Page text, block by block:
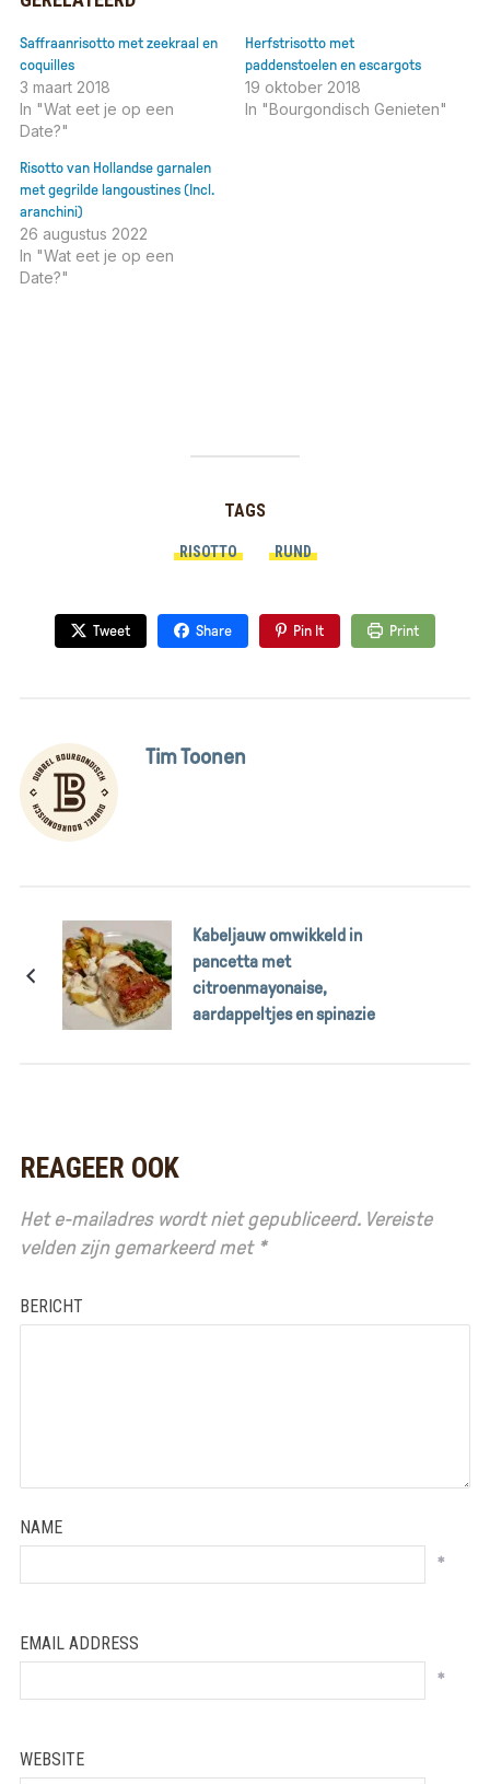
Saffraanrisotto met zeekraal en
coquilles
3 maart 2018
In "Wat eet je op een
Date?"
Herfstrisotto met
paddenstoelen en escargots
19 oktober 2018
In "Bourgondisch Genieten"
Risotto van Hollandse garnalen
met gegrilde langoustines (Incl.
aranchini)
26 augustus 2022
In "Wat eet je op een
Date?"
TAGS
RISOTTO RUND
Tweet Share Pin It Print
Tim Toonen
Kabeljauw omwikkeld in
pancetta met
citroenmayonaise,
aardappeltjes en spinazie
REAGEER OOK
Het e-mailadres wordt niet gepubliceerd. Vereiste
velden zijn gemarkeerd met *
BERICHT
NAME
*
EMAIL ADDRESS
*
WEBSITE